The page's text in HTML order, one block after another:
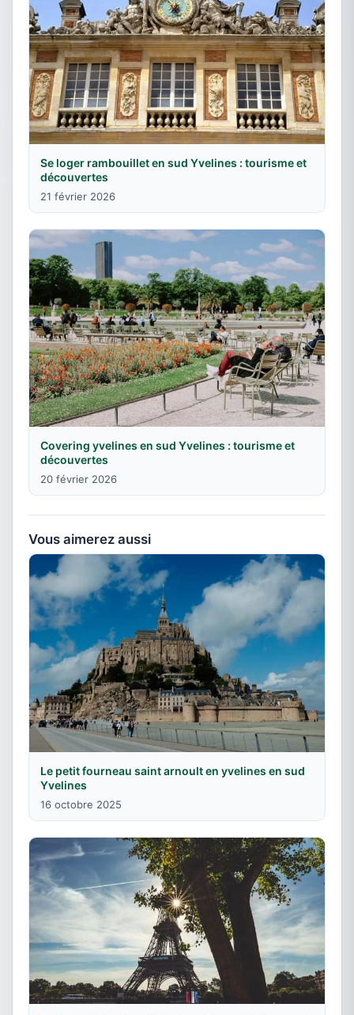
Se loger rambouillet en sud Yvelines : tourisme et
découvertes
21 février 2026
Covering yvelines en sud Yvelines : tourisme et
découvertes
20 février 2026
Vous aimerez aussi
Le petit fourneau saint arnoult en yvelines en sud
Yvelines
16 octobre 2025